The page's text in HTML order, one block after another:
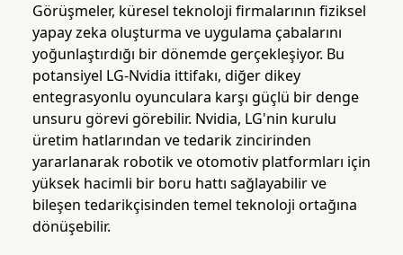
Görüşmeler, küresel teknoloji firmalarının fiziksel
yapay zeka oluşturma ve uygulama çabalarını
yoğunlaştırdığı bir dönemde gerçekleşiyor. Bu
potansiyel LG-Nvidia ittifakı, diğer dikey
entegrasyonlu oyunculara karşı güçlü bir denge
unsuru görevi görebilir. Nvidia, LG'nin kurulu
üretim hatlarından ve tedarik zincirinden
yararlanarak robotik ve otomotiv platformları için
yüksek hacimli bir boru hattı sağlayabilir ve
bileşen tedarikçisinden temel teknoloji ortağına
dönüşebilir.